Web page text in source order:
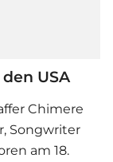
USA
Chimere
Songwriter
am 18.